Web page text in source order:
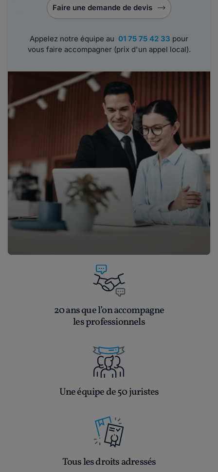
Faire une demande de devis
Appelez notre équipe au 01 75 75 42 33 pour
vous faire accompagner (prix d'un appel local).
20 ans que l’on accompagne
les professionnels
Une équipe de 50 juristes
Tous les droits adressés